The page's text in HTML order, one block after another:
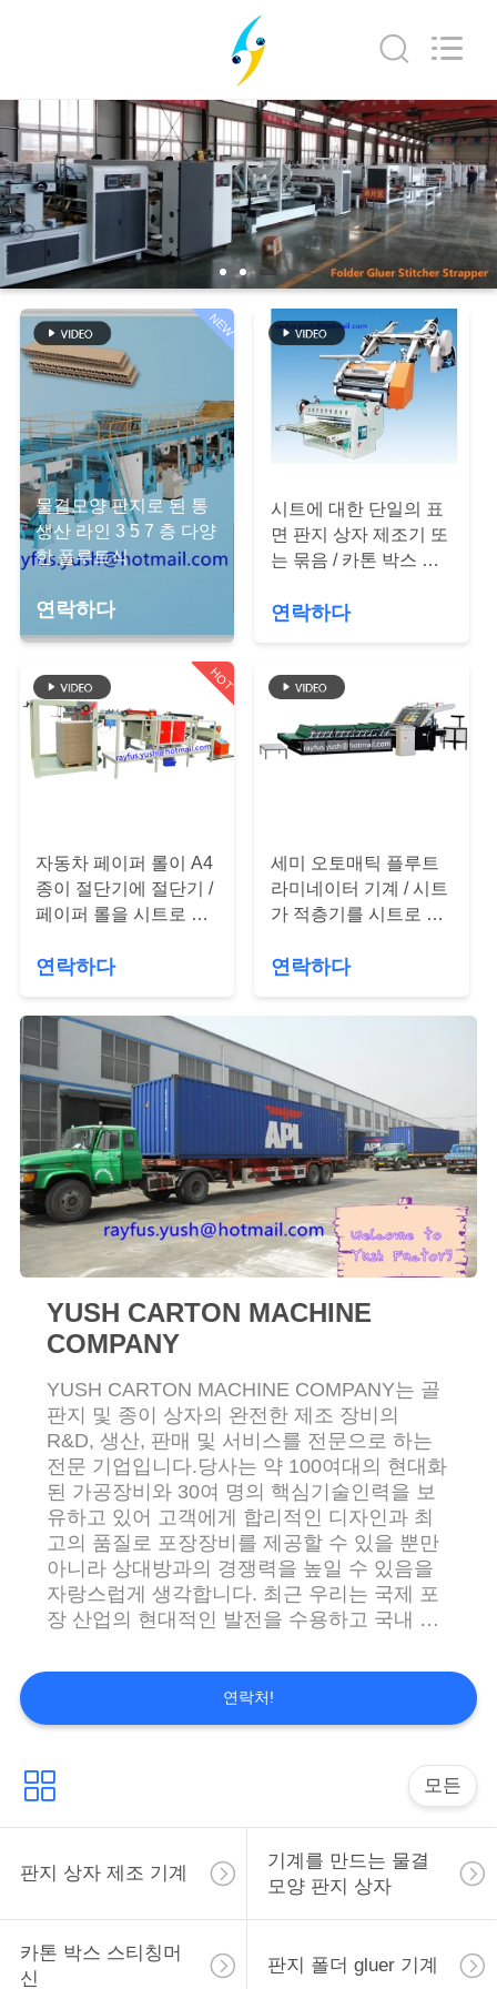
집
제
품
우
리
에
대
하
여
여
행
연
락
주
세
요
다
사
이
PRIVACY
COMPANY.
Rights
Reserved.
NEW
물결모양 판지로 된 통
생산 라인 3 5 7 층 다양
한 플루트식
연락하다
시트에 대한 단일의 표
면 판지 상자 제조기 또
는 묶음 / 카톤 박스 제
연락하다
HOT
자동차 페이퍼 롤이 A4
종이 절단기에 절단기 /
페이퍼 롤을 시트로 덮
연락하다
세미 오토매틱 플루트
라미네이터 기계 / 시트
가 적층기를 시트로 덮
연락하다
YUSH CARTON MACHINE
COMPANY
YUSH CARTON MACHINE COMPANY는 골
판지 및 종이 상자의 완전한 제조 장비의
R&D, 생산, 판매 및 서비스를 전문으로 하는
전문 기업입니다.당사는 약 100여대의 현대화
된 가공장비와 30여 명의 핵심기술인력을 보
유하고 있어 고객에게 합리적인 디자인과 최
고의 품질로 포장장비를 제공할 수 있을 뿐만
아니라 상대방과의 경쟁력을 높일 수 있음을
자랑스럽게 생각합니다. 최근 우리는 국제 포
장 산업의 현대적인 발전을 수용하고 국내 및
만 아니라 첨단 R&D에 더 많은 관심을 기울이
고 있습니다.회사는 R&D 센터 및 판매 후 서
비스 팀의 건물에 많은 투자를 했습니다.회사
재고가없고 고객의 불만이 없습니다. 제품의
품질과 서비스를 유지한다는 전제하에 우리는
신뢰성에 큰 중점을 두고 항상 "신뢰성 우선
및 고객 지향"의 원칙을 고수합니다.우리는 고
객의 이익을 위해 최고 품질의 제품과 서비스
를 모든 고객에게 제공할 것입니다.현재 우리
는 신속한 납품과 안정적인 품질로 판지 제조
기업의 신뢰를 얻었습니다. 진심으로, 친구 및
고객 목록에 가입하신 것을 환영합니다. 최고
연락처!
모든
판지 상자 제조 기계
기계를 만드는 물결
모양 판지 상자
카톤 박스 스티칭머
신
판지 폴더 gluer 기계